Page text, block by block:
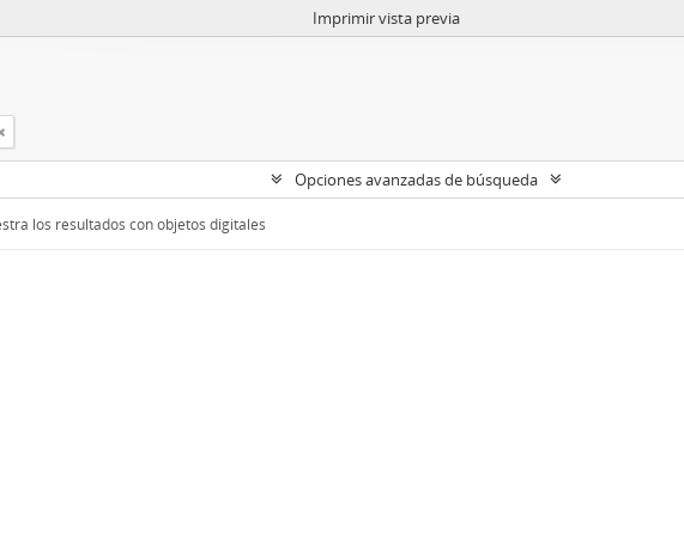
Imprimir vista previa
Opciones avanzadas de búsqueda
los resultados con objetos digitales